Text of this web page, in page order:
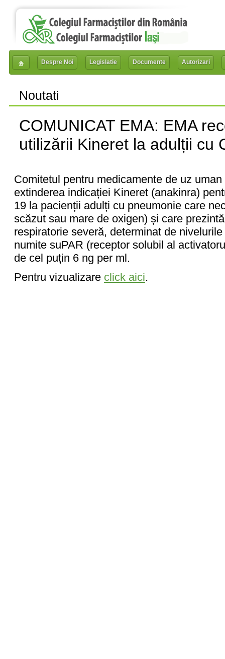
Despre Noi Legislatie Documente Autorizari
Noutati
COMUNICAT EMA: EMA
utilizării Kineret la adulții cu
Comitetul pentru medicamente de uz
extinderea indicației Kineret (anakinra)
19 la pacienții adulți cu pneumonie care
scăzut sau mare de oxigen) și care
respiratorie severă, determinat de
numite suPAR (receptor solubil al
de cel puțin 6 ng per ml.
Pentru vizualizare click aici.